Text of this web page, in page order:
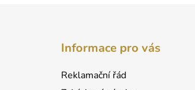
Informace pro vás
Reklamační řád